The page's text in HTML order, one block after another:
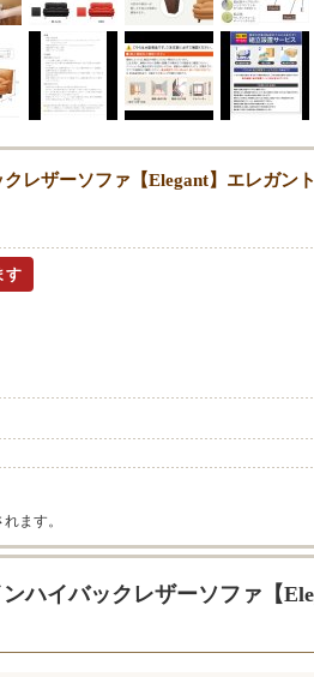
レザーソファ【Elegant】エレガント
ます。
ハイバックレザーソファ【